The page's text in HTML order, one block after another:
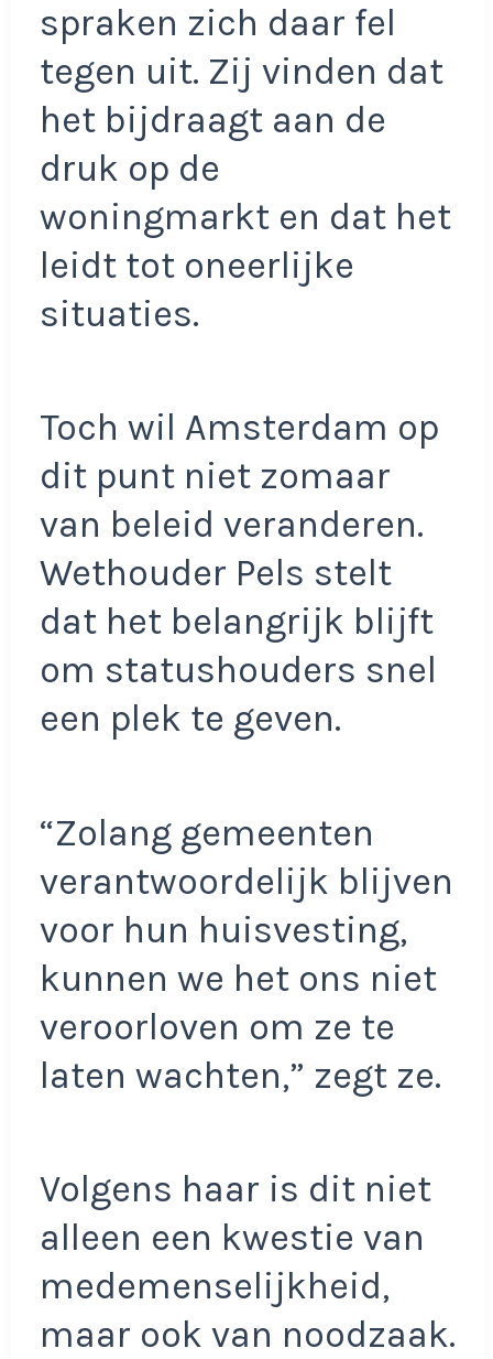
spraken zich daar fel
tegen uit. Zij vinden dat
het bijdraagt aan de
druk op de
woningmarkt en dat het
leidt tot oneerlijke
situaties.
Toch wil Amsterdam op
dit punt niet zomaar
van beleid veranderen.
Wethouder Pels stelt
dat het belangrijk blijft
om statushouders snel
een plek te geven.
“Zolang gemeenten
verantwoordelijk blijven
voor hun huisvesting,
kunnen we het ons niet
veroorloven om ze te
laten wachten,” zegt ze.
Volgens haar is dit niet
alleen een kwestie van
medemenselijkheid,
maar ook van noodzaak.